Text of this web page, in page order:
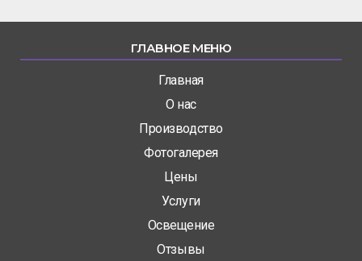
ГЛАВНОЕ МЕНЮ
Главная
О нас
Производство
Фотогалерея
Цены
Услуги
Освещение
Отзывы